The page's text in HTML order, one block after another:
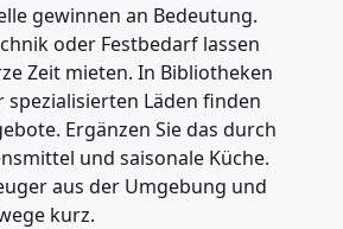
gewinnen an Bedeutung.
oder Festbedarf lassen
Zeit mieten. In Bibliotheken
spezialisierten Läden finden
Ergänzen Sie das durch
und saisonale Küche.
aus der Umgebung und
kurz.